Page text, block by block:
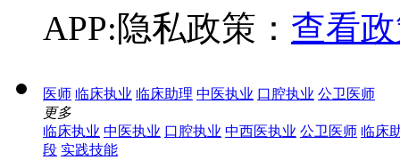
APP:隐私政策： 查看
医师 临床执业 临床助理 中医执业 口腔执业 公卫医师
更多
临床执业 中医执业 口腔执业 中西医执业 公卫医师 临床
段 实践技能